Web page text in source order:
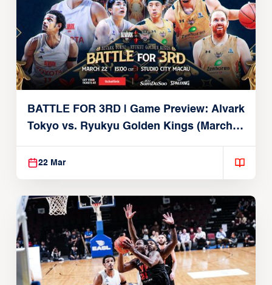
BATTLE FOR 3RD | Game Preview: Alvark
Tokyo vs. Ryukyu Golden Kings (March
22, 2026)
22 Mar